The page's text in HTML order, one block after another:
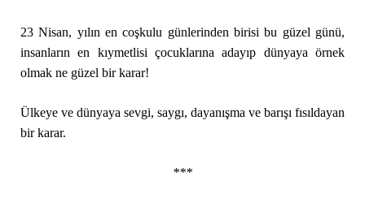
23 Nisan, yılın en coşkulu günlerinden birisi bu güzel günü,
insanların en kıymetlisi çocuklarına adayıp dünyaya örnek
olmak ne güzel bir karar!
Ülkeye ve dünyaya sevgi, saygı, dayanışma ve barışı fısıldayan
bir karar.
***